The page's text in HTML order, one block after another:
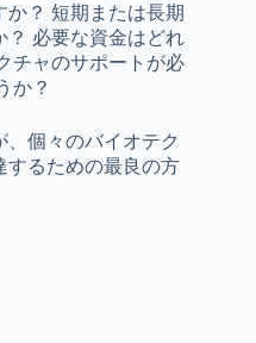
？ 短期または長期
？ 必要な資金はどれ
チャのサポートが必
か？
個々のバイオテク
するための最良の方